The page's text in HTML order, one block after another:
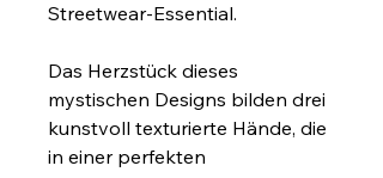
Streetwear-Essential.
Das Herzstück dieses
mystischen Designs bilden drei
kunstvoll texturierte Hände, die
in einer perfekten